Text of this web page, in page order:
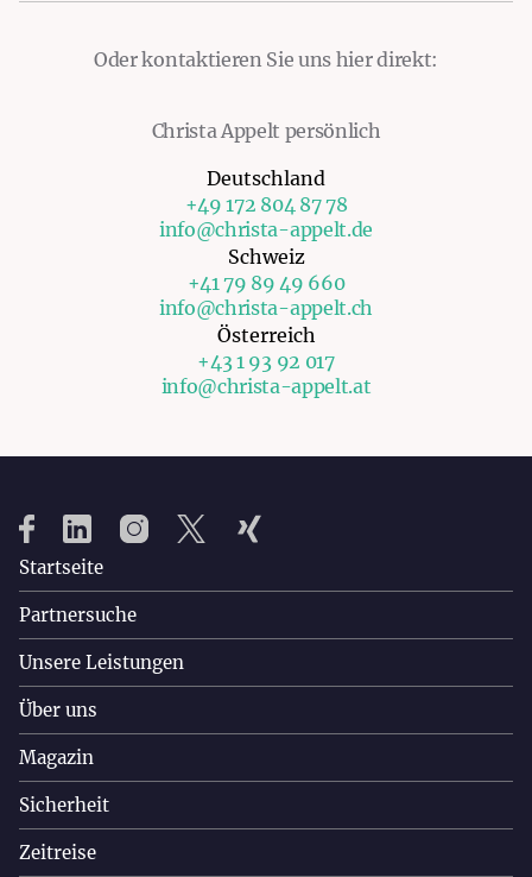
Oder kontaktieren Sie uns hier direkt:
Christa Appelt persönlich
Deutschland
+49 172 804 87 78
info@christa-appelt.de
Schweiz
+41 79 89 49 660
info@christa-appelt.ch
Österreich
+43 1 93 92 017
info@christa-appelt.at
Startseite
Partnersuche
Unsere Leistungen
Über uns
Magazin
Sicherheit
Zeitreise